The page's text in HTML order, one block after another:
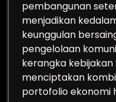
pembangunan
menjadikan
keunggulan
pengelolaan
kerangka
menciptakan
portofolio ekonomi